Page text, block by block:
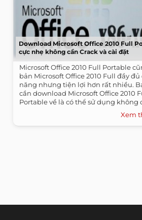
Download Microsoft Office 2010 Full
cực nhẹ không cần Crack và cài đặt
Microsoft Office 2010 Full Portable
bản Microsoft Office 2010 Full đầy đủ
năng nhưng tiện lợi hơn rất nhiều.
cần download Microsoft Office 2010
Portable về là có thể sử dụng không
Xem